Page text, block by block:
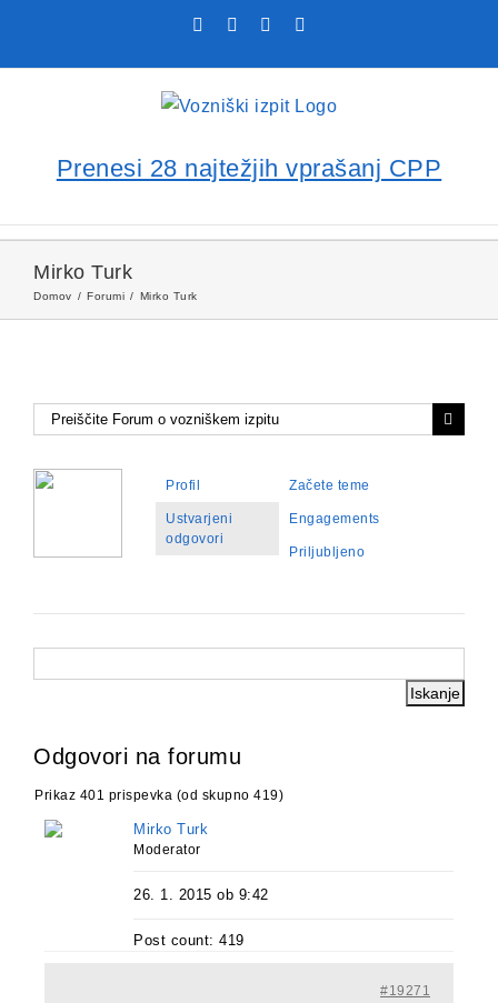
FacebookYouTube
Rss
Prenesi 28 najtežjih vprašanj CPP
Mirko Turk
Domov Forumi Mirko Turk
Profil Začete teme
Ustvarjeni
odgovori
Engagements
Priljubljeno
Odgovori na forumu
Prikaz 401 prispevka (od skupno 419)
Mirko Turk
Moderator
26. 1. 2015 ob 9:42
Post count: 419
#19271